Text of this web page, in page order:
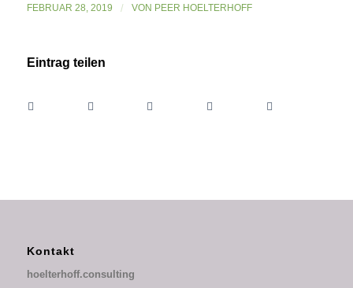
FEBRUAR 28, 2019 / VON PEER HOELTERHOFF
Eintrag teilen
Kontakt
hoelterhoff.consulting